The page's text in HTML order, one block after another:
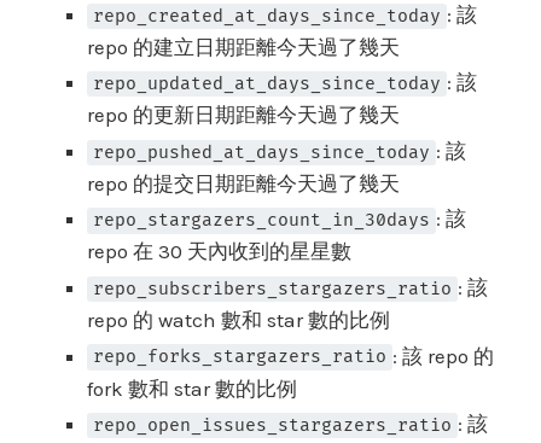
repo_created_at_days_since_today : 該
repo 的建立日期距離今天過了幾天
repo_updated_at_days_since_today : 該
repo 的更新日期距離今天過了幾天
repo_pushed_at_days_since_today : 該
repo 的提交日期距離今天過了幾天
repo_stargazers_count_in_30days : 該
repo 在 30 天內收到的星星數
repo_subscribers_stargazers_ratio : 該
repo 的 watch 數和 star 數的比例
repo_forks_stargazers_ratio : 該 repo 的
fork 數和 star 數的比例
repo_open_issues_stargazers_ratio : 該